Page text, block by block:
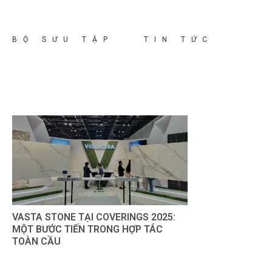
contentBỘ SƯU TẬP TIN TỨC
VASTA STONE TẠI COVERINGS 2025:
MỘT BƯỚC TIẾN TRONG HỢP TÁC
TOÀN CẦU